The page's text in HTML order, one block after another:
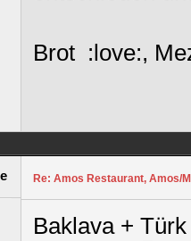
Brot :love:,
Re: Amos Restaurant, Amos/
Baklava +